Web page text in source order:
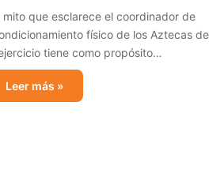
mito que esclarece el coordinador de
físico de los Aztecas
tiene como propósito…
Leer más »